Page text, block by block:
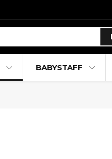
BABYSTAFF